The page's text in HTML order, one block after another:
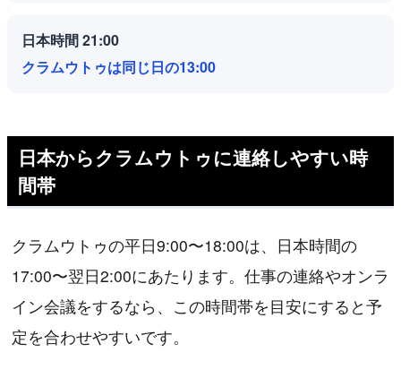
日本時間 21:00
クラムウトゥは同じ日の13:00
日本からクラムウトゥに連絡しやすい時
間帯
クラムウトゥの平日9:00〜18:00は、日本時間の
17:00〜翌日2:00にあたります。仕事の連絡やオンラ
イン会議をするなら、この時間帯を目安にすると予
定を合わせやすいです。